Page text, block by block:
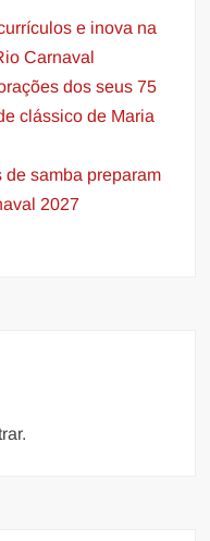
e inova na
Carnaval
dos seus 75
clássico de Maria
samba preparam
2027